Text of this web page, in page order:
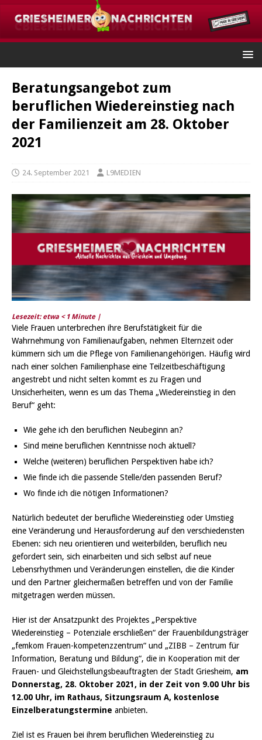
Beratungsangebot zum
beruflichen Wiedereinstieg nach
der Familienzeit am 28. Oktober
2021
24. September 2021 L9MEDIEN
Lesezeit: etwa < 1 Minute |
Viele Frauen unterbrechen ihre Berufstätigkeit für die
Wahrnehmung von Familienaufgaben, nehmen Elternzeit oder
kümmern sich um die Pflege von Familienangehörigen. Häufig wird
nach einer solchen Familienphase eine Teilzeitbeschäftigung
angestrebt und nicht selten kommt es zu Fragen und
Unsicherheiten, wenn es um das Thema „Wiedereinstieg in den
Beruf“ geht:
Wie gehe ich den beruflichen Neubeginn an?
Sind meine beruflichen Kenntnisse noch aktuell?
Welche (weiteren) beruflichen Perspektiven habe ich?
Wie finde ich die passende Stelle/den passenden Beruf?
Wo finde ich die nötigen Informationen?
Natürlich bedeutet der berufliche Wiedereinstieg oder Umstieg
eine Veränderung und Herausforderung auf den verschiedensten
Ebenen: sich neu orientieren und weiterbilden, beruflich neu
gefordert sein, sich einarbeiten und sich selbst auf neue
Lebensrhythmen und Veränderungen einstellen, die die Kinder
und den Partner gleichermaßen betreffen und von der Familie
mitgetragen werden müssen.
Hier ist der Ansatzpunkt des Projektes „Perspektive
Wiedereinstieg – Potenziale erschließen“ der Frauenbildungsträger
„femkom Frauen-kompetenzzentrum“ und „ZIBB – Zentrum für
Information, Beratung und Bildung“, die in Kooperation mit der
Frauen- und Gleichstellungsbeauftragten der Stadt Griesheim, am
Donnerstag, 28. Oktober 2021, in der Zeit von 9.00 Uhr bis
12.00 Uhr, im Rathaus, Sitzungsraum A, kostenlose
Einzelberatungstermine anbieten.
Ziel ist es Frauen bei ihrem beruflichen Wiedereinstieg zu